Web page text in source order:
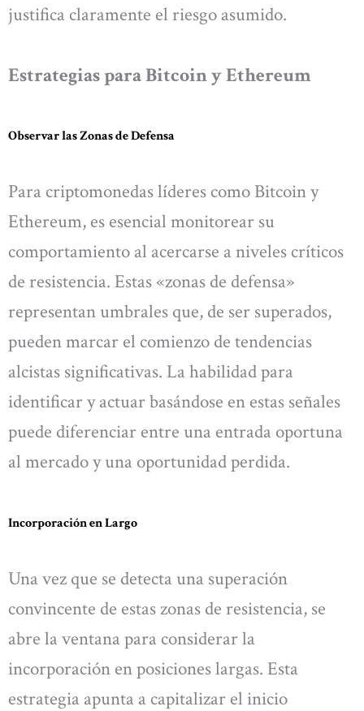
justifica claramente el riesgo asumido.
Estrategias para Bitcoin y Ethereum
Observar las Zonas de Defensa
Para criptomonedas líderes como Bitcoin y
Ethereum, es esencial monitorear su
comportamiento al acercarse a niveles críticos
de resistencia. Estas «zonas de defensa»
representan umbrales que, de ser superados,
pueden marcar el comienzo de tendencias
alcistas significativas. La habilidad para
identificar y actuar basándose en estas señales
puede diferenciar entre una entrada oportuna
al mercado y una oportunidad perdida.
Incorporación en Largo
Una vez que se detecta una superación
convincente de estas zonas de resistencia, se
abre la ventana para considerar la
incorporación en posiciones largas. Esta
estrategia apunta a capitalizar el inicio